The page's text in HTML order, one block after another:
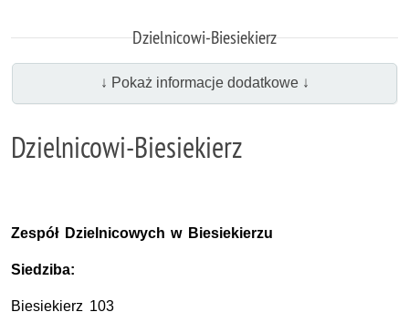
Dzielnicowi-Biesiekierz
↓ Pokaż informacje dodatkowe ↓
Dzielnicowi-Biesiekierz
Zespół Dzielnicowych w Biesiekierzu
Siedziba:
Biesiekierz 103